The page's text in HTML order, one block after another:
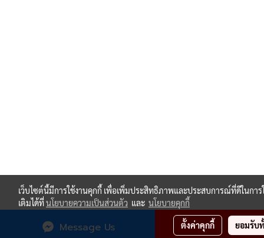
Message Us
เว็บไซต์นี้มีการใช้งานคุกกี้ เพื่อเพิ่มประสิทธิภาพและประสบการณ์ที่ดีในกา
เติมได้ที่นโยบายความเป็นส่วนตัว และ นโยบายคุกกี้
ตั้งค่าคุกกี้ ยอมรับ